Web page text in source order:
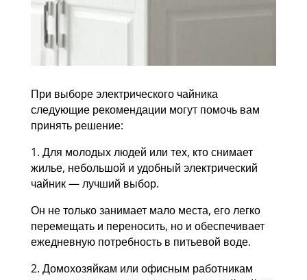
При выборе электрического чайника
следующие рекомендации могут помочь вам
принять решение:
1. Для молодых людей или тех, кто снимает
жилье, небольшой и удобный электрический
чайник — лучший выбор.
Он не только занимает мало места, его легко
перемещать и переносить, но и обеспечивает
ежедневную потребность в питьевой воде.
2. Домохозяйкам или офисным работникам